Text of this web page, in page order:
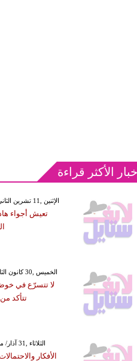
الأكثر قراءة
GMT 13:36 2019 الإثنين ,11 تشرين الثاني / نوفمبر
تعيش أجواء
GMT 20:17 2020 الخميس ,30 كانون الثاني / يناير
لا تتسرّع في
تتأكد
GMT 13:51 2020 الثلاثاء ,31 آذار/ مارس
الأفكار